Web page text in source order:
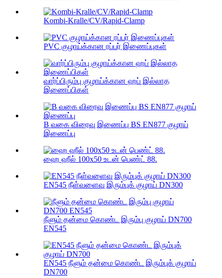
Kombi-Kralle/CV/Rapid-Clamp
PVC குழாய்க்கான ரப்பர் இணைப்புகள்
வார்ப்பிரும்பு குழாய்க்கான ஹப் இல்லாத
இணைப்பிகள்
B வகை விரைவு இணைப்பு BS EN877 குழாய்
இணைப்பு
ஹை ஹீல் 100x50 உடன் பெண்ட் 88.
EN545 நீள்வளைவு இரும்புக் குழாய் DN300
நீளும் தன்மை கொண்ட இரும்பு குழாய் DN700
EN545
EN545 நீளும் தன்மை கொண்ட இரும்புக் குழாய்
DN700